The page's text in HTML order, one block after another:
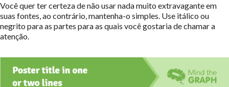
Você quer ter certeza de não usar nada muito extravagante em
suas fontes, ao contrário, mantenha-o simples. Use itálico ou
negrito para as partes para as quais você gostaria de chamar a
atenção.